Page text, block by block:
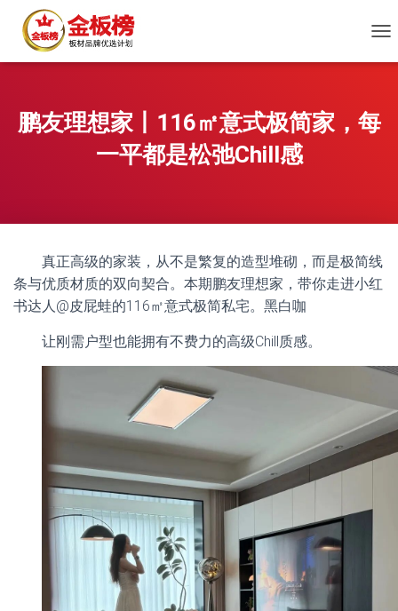
换
鹏友理想家丨116㎡意式极简家，每
一平都是松弛Chill感
真正高级的家装，从不是繁复的造型堆砌，而是极简线
条与优质材质的双向契合。本期鹏友理想家，带你走进小红
书达人@皮屁蛙的116㎡意式极简私宅。黑白咖
让刚需户型也能拥有不费力的高级Chill质感。